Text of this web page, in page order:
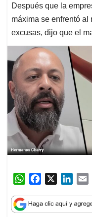
Después que la
máxima se enfrentó al
excusas, dijo que el
W
a
t
c
e
n
k
i